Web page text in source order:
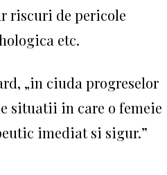
riscuri de pericole
etc.
„in ciuda progreselor
situatii in care o femeie
imediat si sigur.”